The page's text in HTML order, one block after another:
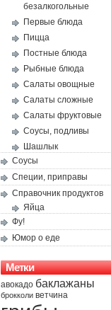
безалкогольные
Первые блюда
Пицца
Постные блюда
Рыбные блюда
Салаты овощные
Салаты сложные
Салаты фруктовые
Соусы, подливы
Шашлык
Соусы
Специи, приправы
Справочник продуктов
Яйца
Фу!
Юмор о еде
Метки
авокадо баклажаны
брокколи ветчина